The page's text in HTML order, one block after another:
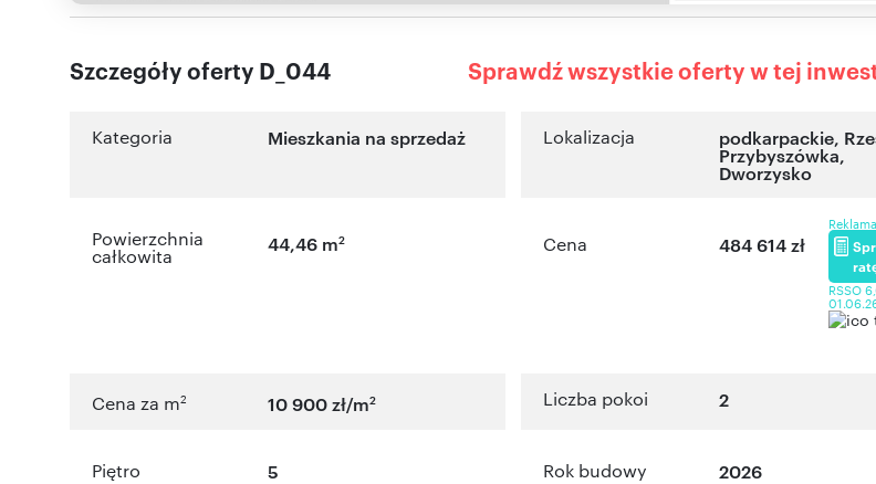
Szczegóły oferty D_044 Sprawdź wszystkie oferty w tej
Kategoria Mieszkania na sprzedaż Lokalizacja podkarpackie,
Przybyszówka,
Dworzysko
Powierzchnia
całkowita
44,46 m2 Cena 484 614 zł
Reklama
RSSO
Cena za m2 10 900 zł/m2 Liczba pokoi 2
Piętro 5 Rok budowy 2026